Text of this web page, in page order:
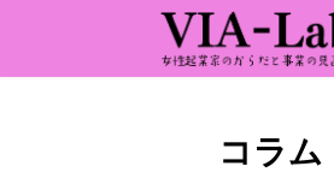
ン
ー
コラム